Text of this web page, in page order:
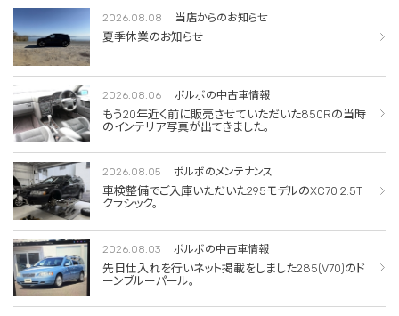
2026.08.08 当店からのお知らせ
夏季休業のお知らせ
2026.08.06 ボルボの中古車情報
もう20年近く前に販売させていただいた850Rの当時
のインテリア写真が出てきました。
2026.08.05 ボルボのメンテナンス
車検整備でご入庫いただいた295モデルのXC70 2.5T
クラシック。
2026.08.03 ボルボの中古車情報
先日仕入れを行いネット掲載をしました285(V70)のド
ーンブルーパール。